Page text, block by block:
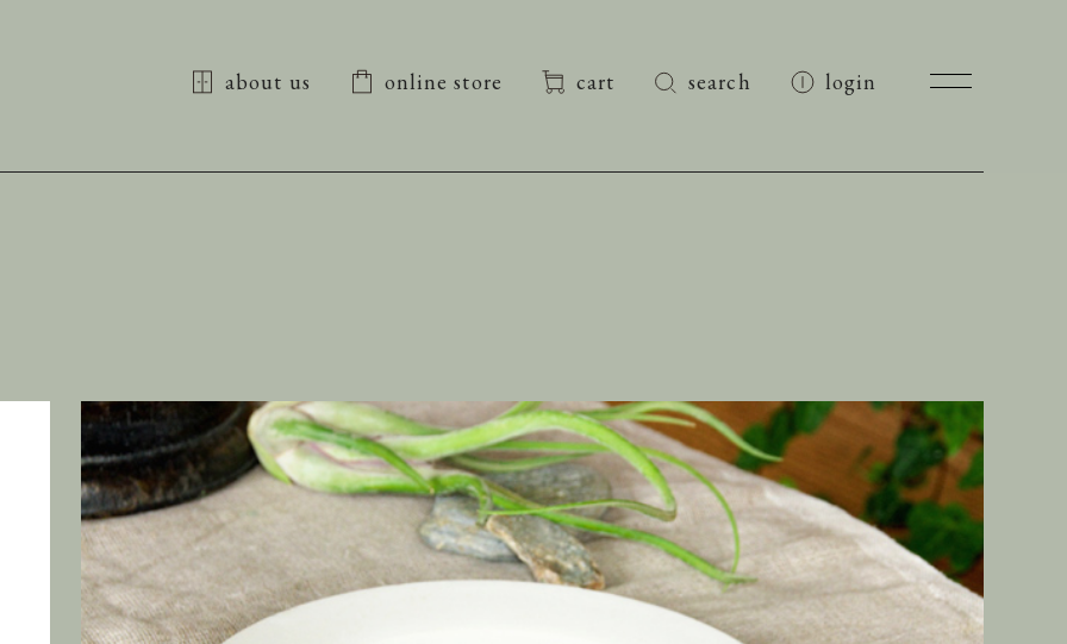
about us online store cart search login